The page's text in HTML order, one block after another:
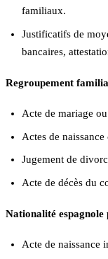
familiaux.
Justificatifs de
bancaires,
Regroupement
Acte de mariage
Actes de naissance
Jugement de
Acte de décès du
Nationalité espagnole
Acte de naissance